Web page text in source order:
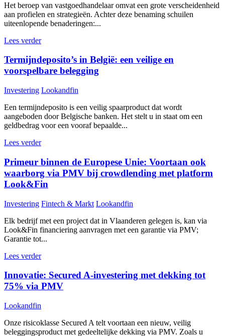
Het beroep van vastgoedhandelaar omvat een grote verscheidenheid
aan profielen en strategieën. Achter deze benaming schuilen
uiteenlopende benaderingen:...
Lees verder
Termijndeposito’s in België: een veilige en
voorspelbare belegging
Investering Lookandfin
Een termijndeposito is een veilig spaarproduct dat wordt
aangeboden door Belgische banken. Het stelt u in staat om een
geldbedrag voor een vooraf bepaalde...
Lees verder
Primeur binnen de Europese Unie: Voortaan ook
waarborg via PMV bij crowdlending met platform
Look&Fin
Investering Fintech & Markt Lookandfin
Elk bedrijf met een project dat in Vlaanderen gelegen is, kan via
Look&Fin financiering aanvragen met een garantie via PMV;
Garantie tot...
Lees verder
Innovatie: Secured A-investering met dekking tot
75% via PMV
Lookandfin
Onze risicoklasse Secured A telt voortaan een nieuw, veilig
beleggingsproduct met gedeeltelijke dekking via PMV. Zoals u